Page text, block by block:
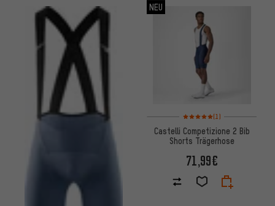
NEU
Bewertungen: 5 von 5
(1)
Castelli Competizione 2 Bib
Shorts Trägerhose
71,99€